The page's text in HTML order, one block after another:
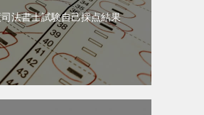
法書士試験自己採点結果